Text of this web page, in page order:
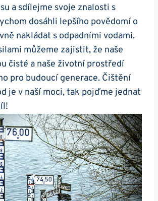
a sdílejme svoje znalosti s
dosáhli lepšího povědomí o
nakládat s odpadními vodami.
můžeme zajistit, že naše
čisté a naše životní prostředí
pro budoucí generace. Čištění
je v naší moci, tak pojďme jednat